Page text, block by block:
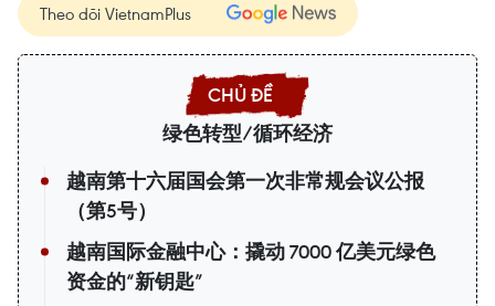
Theo dõi VietnamPlus
绿色转型/循环经济
越南第十六届国会第一次非常规会议公报
（第5号）
越南国际金融中心：撬动 7000 亿美元绿色
资金的“新钥匙”